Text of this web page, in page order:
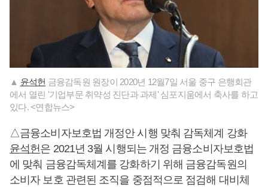
▲ 윤석헌 금융감독원 원장이 2020년 12월7일 서울 중구 은행회관
에서 열린 '기업부문 취약성 진단과 과제' 심포지움에서 축사를 하고
있다. <연합뉴스>
△금융소비자보호법 개정안 시행 맞춰 감독체계 강화
윤석헌은 2021년 3월 시행되는 개정 금융소비자보호법
에 맞춰 금융감독체계를 강화하기 위해 금융감독원의
소비자 보호 관련된 조직을 중점적으로 점검해 대비체